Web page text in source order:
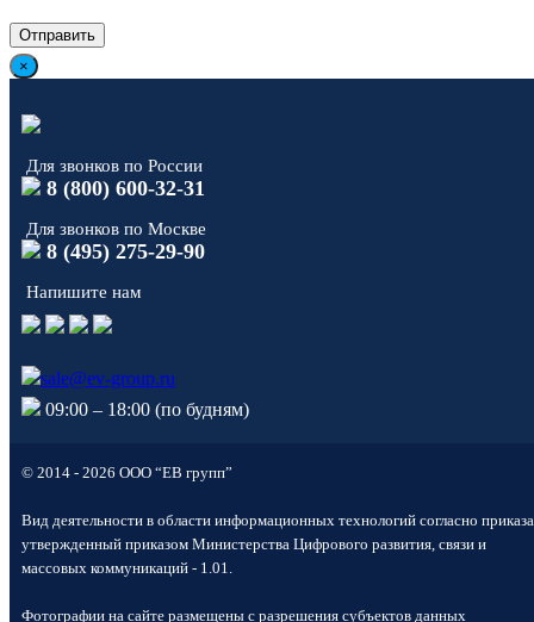
×
Для звонков по России
8 (800) 600-32-31
Для звонков по Москве
8 (495) 275-29-90
Напишите нам
sale@ev-group.ru
09:00 – 18:00 (по будням)
© 2014 - 2026 ООО “ЕВ групп”
Вид деятельности в области информационных технологий согласно приказа
утвержденный приказом Министерства Цифрового развития, связи и
массовых коммуникаций - 1.01.
Фотографии на сайте размещены с разрешения субъектов данных